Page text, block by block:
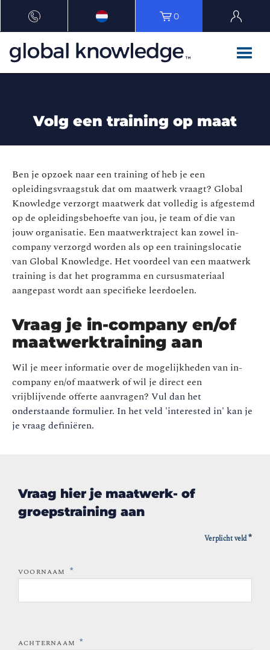
0
Volg een training op maat
Ben je opzoek naar een training of heb je een
opleidingsvraagstuk dat om maatwerk vraagt? Global
Knowledge verzorgt maatwerk dat volledig is afgestemd
op de opleidingsbehoefte van jou, je team of die van
jouw organisatie. Een maatwerktraject kan zowel in-
company verzorgd worden als op een trainingslocatie
van Global Knowledge. Het voordeel van een maatwerk
training is dat het programma en cursusmateriaal
aangepast wordt aan specifieke leerdoelen.
Vraag je in-company en/of
maatwerktraining aan
Wil je meer informatie over de mogelijkheden van in-
company en/of maatwerk of wil je direct een
vrijblijvende offerte aanvragen? Vul dan het
onderstaande formulier. In het veld 'interested in' kan je
je vraag definiëren.
Vraag hier je maatwerk- of
groepstraining aan
Verplicht veld*
VOORNAAM *
ACHTERNAAM *